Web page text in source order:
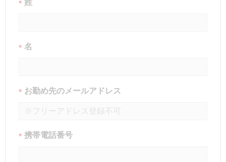
* 姓
* 名
* お勤め先のメールアドレス
* 携帯電話番号